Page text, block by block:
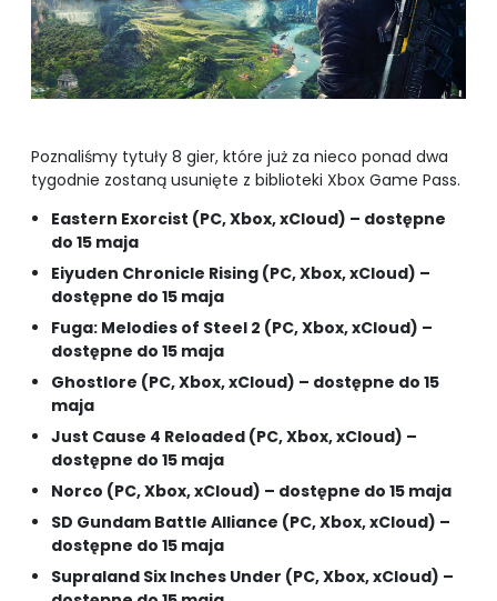
Poznaliśmy tytuły 8 gier, które już za nieco ponad dwa
tygodnie zostaną usunięte z biblioteki Xbox Game Pass.
Eastern Exorcist (PC, Xbox, xCloud) – dostępne
do 15 maja
Eiyuden Chronicle Rising (PC, Xbox, xCloud) –
dostępne do 15 maja
Fuga: Melodies of Steel 2 (PC, Xbox, xCloud) –
dostępne do 15 maja
Ghostlore (PC, Xbox, xCloud) – dostępne do 15
maja
Just Cause 4 Reloaded (PC, Xbox, xCloud) –
dostępne do 15 maja
Norco (PC, Xbox, xCloud) – dostępne do 15 maja
SD Gundam Battle Alliance (PC, Xbox, xCloud) –
dostępne do 15 maja
Supraland Six Inches Under (PC, Xbox, xCloud) –